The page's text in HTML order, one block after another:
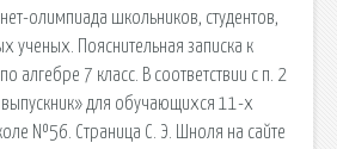
олимпиада школьников, студентов,
ученых. Пояснительная записка к
алгебре 7 класс. В соответствии с п. 2
выпускник» для обучающихся 11-х
№56. Страница С. Э. Шноля на сайте